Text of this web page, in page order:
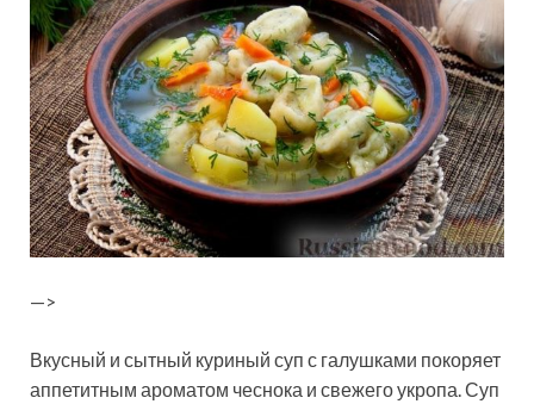
—>
Вкусный и сытный куриный суп с галушками покоряет
аппетитным ароматом чеснока и свежего укропа. Суп